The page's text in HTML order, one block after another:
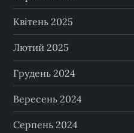
Квітень 2025
Лютий 2025
Грудень 2024
Вересень 2024
Серпень 2024